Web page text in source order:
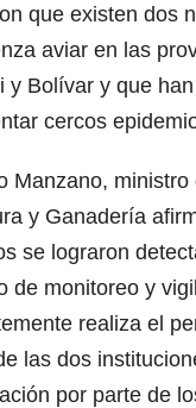
que existen dos
aviar en las
y Bolívar y que
cercos
Manzano, ministro
y Ganadería
se lograron
de monitoreo y
realiza el
las dos
por parte de